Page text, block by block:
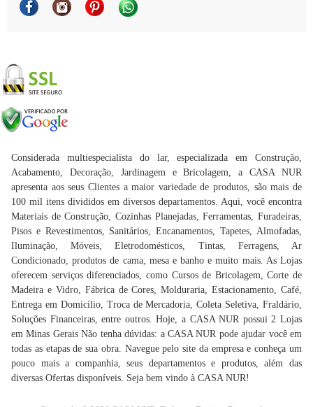
Considerada multiespecialista do lar, especializada em Construção,
Acabamento, Decoração, Jardinagem e Bricolagem, a CASA NUR
apresenta aos seus Clientes a maior variedade de produtos, são mais de
100 mil itens divididos em diversos departamentos. Aqui, você encontra
Materiais de Construção, Cozinhas Planejadas, Ferramentas, Furadeiras,
Pisos e Revestimentos, Sanitários, Encanamentos, Tapetes, Almofadas,
Iluminação, Móveis, Eletrodomésticos, Tintas, Ferragens, Ar
Condicionado, produtos de cama, mesa e banho e muito mais. As Lojas
oferecem serviços diferenciados, como Cursos de Bricolagem, Corte de
Madeira e Vidro, Fábrica de Cores, Molduraria, Estacionamento, Café,
Entrega em Domicílio, Troca de Mercadoria, Coleta Seletiva, Fraldário,
Soluções Financeiras, entre outros. Hoje, a CASA NUR possui 2 Lojas
em Minas Gerais Não tenha dúvidas: a CASA NUR pode ajudar você em
todas as etapas de sua obra. Navegue pelo site da empresa e conheça um
pouco mais a companhia, seus departamentos e produtos, além das
diversas Ofertas disponíveis. Seja bem vindo à CASA NUR!